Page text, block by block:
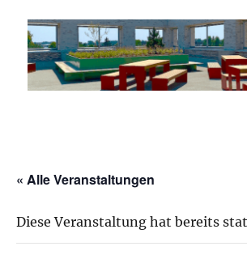
« Alle Veranstaltungen
Diese Veranstaltung hat bereits